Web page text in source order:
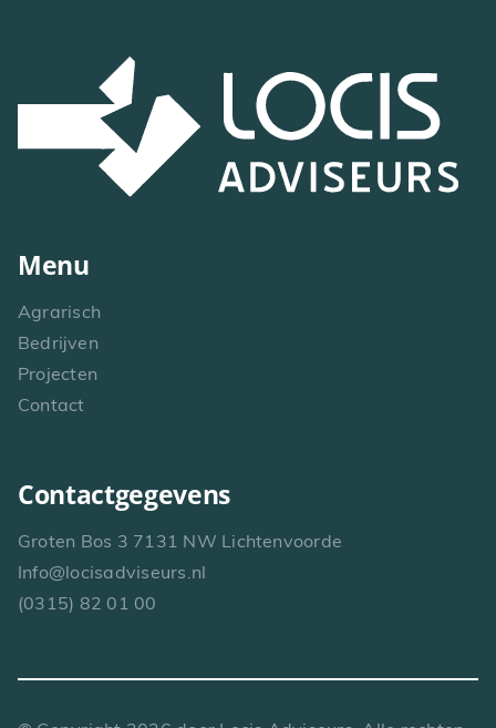
Menu
Agrarisch
Bedrijven
Projecten
Contact
Contactgegevens
Groten Bos 3 7131 NW Lichtenvoorde
Info@locisadviseurs.nl
(0315) 82 01 00